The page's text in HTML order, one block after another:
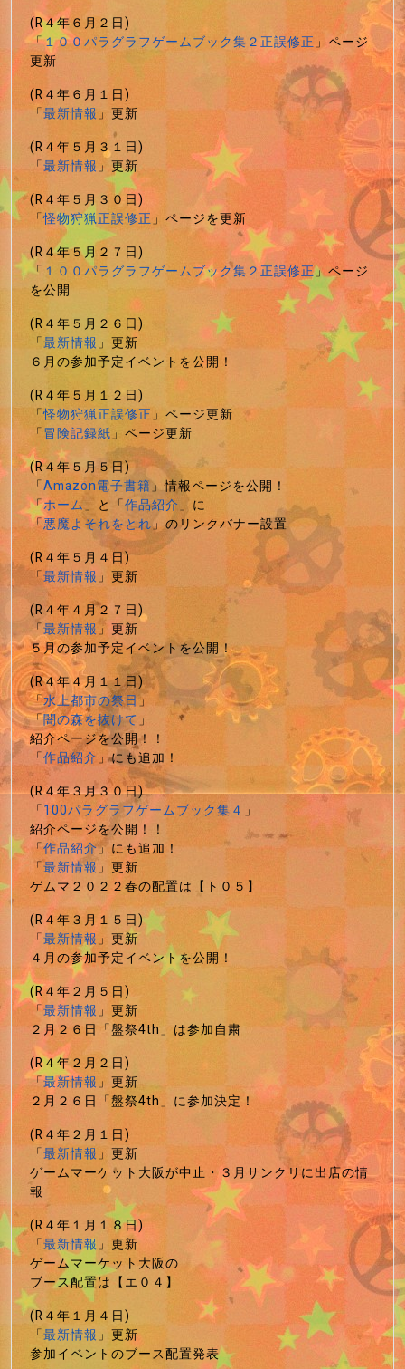
(R４年６月２日)
「１００パラグラフゲームブック集２正誤修正」ページ
更新
(R４年６月１日)
「最新情報」更新
(R４年５月３１日)
「最新情報」更新
(R４年５月３０日)
「怪物狩猟正誤修正」ページを更新
(R４年５月２７日)
「 １００パラグラフゲームブック集２正誤修正」ページ
を公開
(R４年５月２６日)
「最新情報」更新
６月の参加予定イベントを公開！
(R４年５月１２日)
「怪物狩猟正誤修正」ページ更新
「冒険記録紙」ページ更新
(R４年５月５日)
「Amazon電子書籍」情報ページを公開！
「ホーム」と「作品紹介」に
「悪魔よそれをとれ」のリンクバナー設置
(R４年５月４日)
「最新情報」更新
(R４年４月２７日)
「最新情報」更新
５月の参加予定イベントを公開！
(R４年４月１１日)
「水上都市の祭日」
「闇の森を抜けて」
紹介ページを公開！！
「作品紹介」にも追加！
(R４年３月３０日)
「100パラグラフゲームブック集４ 」
紹介ページを公開！！
「作品紹介」にも追加！
「最新情報」更新
ゲムマ２０２２春の配置は【ト０５】
(R４年３月１５日)
「最新情報」更新
４月の参加予定イベントを公開！
(R４年２月５日)
「最新情報」更新
２月２６日「盤祭4th」は参加自粛
(R４年２月２日)
「最新情報」更新
２月２６日「盤祭4th」に参加決定！
(R４年２月１日)
「最新情報」更新
ゲームマーケット大阪が中止・３月サンクリに出店の情
報
(R４年１月１８日)
「最新情報」更新
ゲームマーケット大阪の
ブース配置は【エ０４】
(R４年１月４日)
「最新情報」更新
参加イベントのブース配置発表